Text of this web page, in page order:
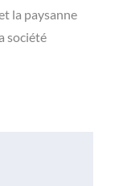
la paysanne
société